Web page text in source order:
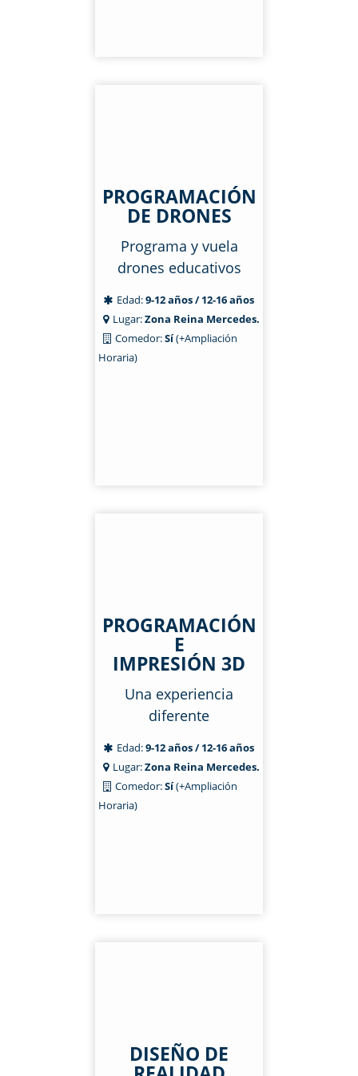
PROGRAMACIÓN
DE DRONES
Programa y vuela
drones educativos
Edad:9-12 años / 12-16 años
Lugar:Zona Reina Mercedes.
Comedor:Sí(+Ampliación
Horaria)
PROGRAMACIÓN
E
IMPRESIÓN 3D
Una experiencia
diferente
Edad:9-12 años / 12-16 años
Lugar:Zona Reina Mercedes.
Comedor:Sí(+Ampliación
Horaria)
DISEÑO DE